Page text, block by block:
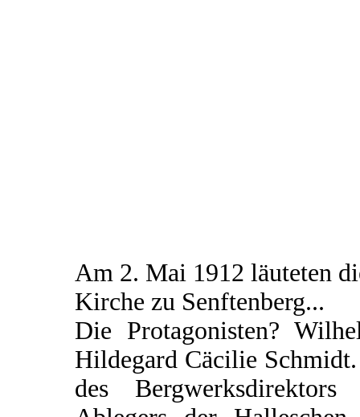
Am 2. Mai 1912 läuteten
Kirche zu Senftenberg...
Die Protagonisten?
Hildegard Cäcilie
des